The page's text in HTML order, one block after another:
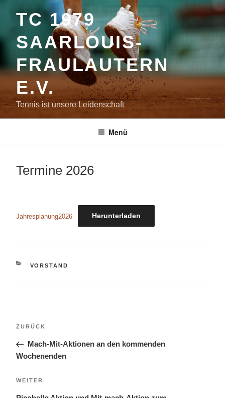
InhaltTC 1979
SAARLOUIS-
FRAULAUTERN
E.V.
Tennis ist unsere Leidenschaft
Menü
Termine 2026
Jahresplanung2026 Herunterladen
KATEGORIEN
VORSTAND
Vorheriger
ZURÜCK
Mach-Mit-Aktionen an den kommenden
Wochenenden
Nächster
WEITER